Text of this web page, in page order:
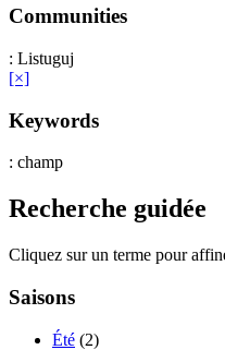
Communities
: Listuguj
[×]
Keywords
: champ
Recherche guidée
Cliquez sur un terme pour
Saisons
Été (2)